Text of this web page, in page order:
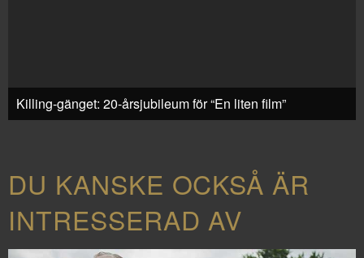
Killing-gänget: 20-årsjubileum för “En liten film”
DU KANSKE OCKSÅ ÄR
INTRESSERAD AV